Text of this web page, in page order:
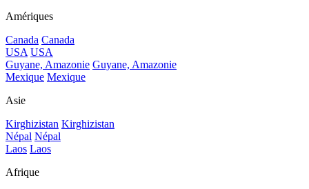
Amériques
Canada Canada
USA USA
Guyane, Amazonie Guyane, Amazonie
Mexique Mexique
Asie
Kirghizistan Kirghizistan
Népal Népal
Laos Laos
Afrique